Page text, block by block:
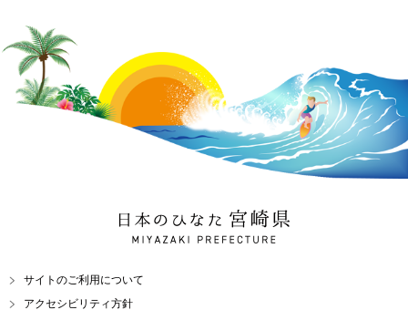
日本のひなた 宮崎県
MIYAZAKI PREFECTURE
サイトのご利用について
アクセシビリティ方針